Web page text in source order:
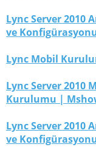
Lync Server 2010
ve
Lync Mobil
Lync Server 2010
Kurulumu |
Lync Server 2010
ve